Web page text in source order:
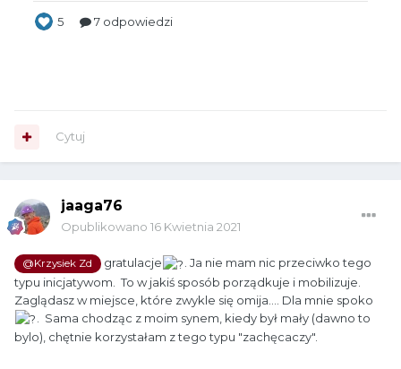
Cytuj
jaaga76
Opublikowano 16 Kwietnia 2021
@Krzysiek Zd gratulacje
. Ja nie mam nic przeciwko tego
typu inicjatywom. To w jakiś sposób porządkuje i mobilizuje.
Zaglądasz w miejsce, które zwykle się omija.... Dla mnie spoko
. Sama chodząc z moim synem, kiedy był mały (dawno to
bylo), chętnie korzystałam z tego typu "zachęcaczy".